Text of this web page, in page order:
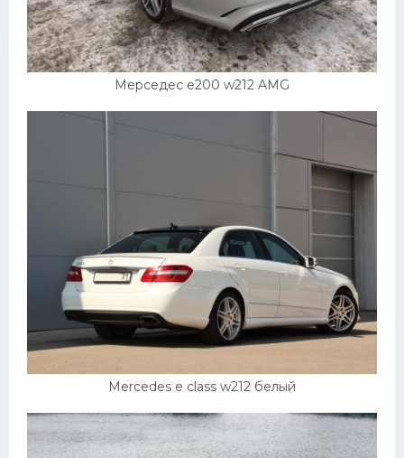
Мерседес е200 w212 AMG
Mercedes e class w212 белый